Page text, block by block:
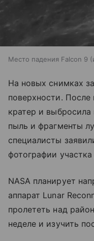
Место падения Falcon 9
На новых снимках
поверхности. После
кратер и
пыль и фрагменты
специалисты
фотографии
NASA планирует
аппарат Lunar
пролететь над
неделе и изучить